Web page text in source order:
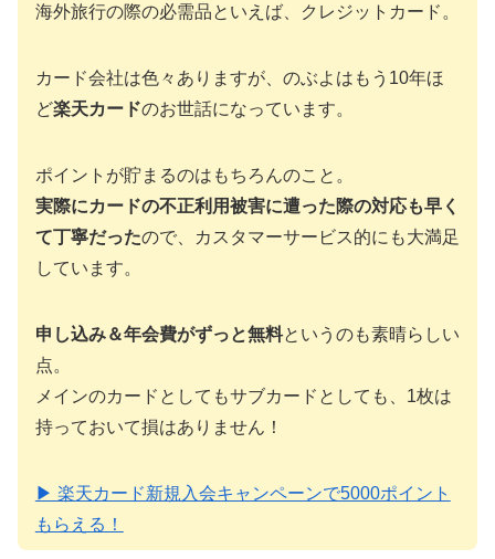
海外旅行の際の必需品といえば、クレジットカード。
カード会社は色々ありますが、のぶよはもう10年ほ
ど楽天カードのお世話になっています。
ポイントが貯まるのはもちろんのこと。
実際にカードの不正利用被害に遭った際の対応も早く
て丁寧だったので、カスタマーサービス的にも大満足
しています。
申し込み＆年会費がずっと無料というのも素晴らしい
点。
メインのカードとしてもサブカードとしても、1枚は
持っておいて損はありません！
▶ 楽天カード新規入会キャンペーンで5000ポイント
もらえる！